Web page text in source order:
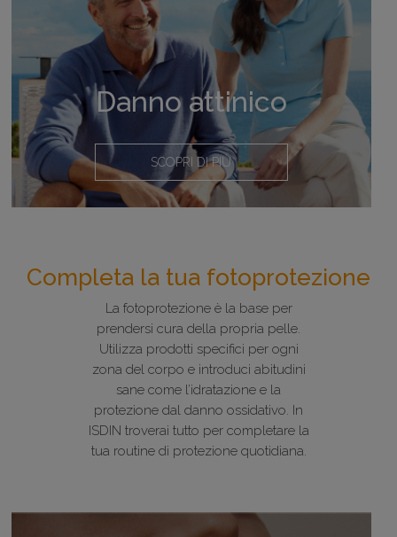
Danno attinico
SCOPRI DI PIÙ
Completa la tua fotoprotezione
La fotoprotezione è la base per
prendersi cura della propria pelle.
Utilizza prodotti specifici per ogni
zona del corpo e introduci abitudini
sane come l’idratazione e la
protezione dal danno ossidativo. In
ISDIN troverai tutto per completare la
tua routine di protezione quotidiana.